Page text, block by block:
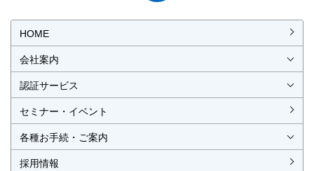
HOME
会社案内
認証サービス
ISO認証（マネジメントシステム）
ISO 9001 （品質）
ISO 14001（環境）
ISO 55001（アセット）
ISO 45001（労働安全衛生）
ISO 27001（情報セキュリティ）
MSAの審査認証
ISOとは？
JIS製品認証
JIS製品認証の手続き
認証リスト
セミナー・イベント
各種お手続・ご案内
採用情報